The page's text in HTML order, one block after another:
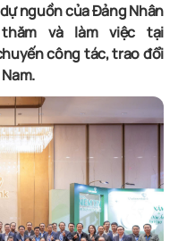
nguồn của Đảng Nhân
và làm việc tại
công tác, trao đổi